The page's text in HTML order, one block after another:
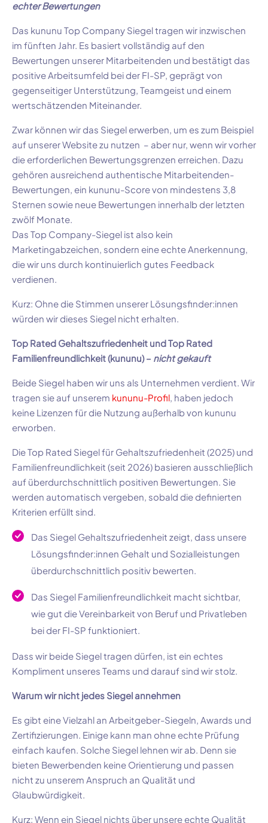
echter Bewertungen
Das kununu Top Company Siegel tragen wir inzwischen
im fünften Jahr. Es basiert vollständig auf den
Bewertungen unserer Mitarbeitenden und bestätigt das
positive Arbeitsumfeld bei der FI-SP, geprägt von
gegenseitiger Unterstützung, Teamgeist und einem
wertschätzenden Miteinander.
Zwar können wir das Siegel erwerben, um es zum Beispiel
auf unserer Website zu nutzen – aber nur, wenn wir vorher
die erforderlichen Bewertungsgrenzen erreichen. Dazu
gehören ausreichend authentische Mitarbeitenden-
Bewertungen, ein kununu-Score von mindestens 3,8
Sternen sowie neue Bewertungen innerhalb der letzten
zwölf Monate.
Das Top Company-Siegel ist also kein
Marketingabzeichen, sondern eine echte Anerkennung,
die wir uns durch kontinuierlich gutes Feedback
verdienen.
Kurz: Ohne die Stimmen unserer Lösungsfinder:innen
würden wir dieses Siegel nicht erhalten.
Top Rated Gehaltszufriedenheit und Top Rated
Familienfreundlichkeit (kununu) – nicht gekauft
Beide Siegel haben wir uns als Unternehmen verdient. Wir
tragen sie auf unserem kununu-Profil , haben jedoch
keine Lizenzen für die Nutzung außerhalb von kununu
erworben.
Die Top Rated Siegel für Gehaltszufriedenheit (2025) und
Familienfreundlichkeit (seit 2026) basieren ausschließlich
auf überdurchschnittlich positiven Bewertungen. Sie
werden automatisch vergeben, sobald die definierten
Kriterien erfüllt sind.
Das Siegel Gehaltszufriedenheit zeigt, dass unsere
Lösungsfinder:innen Gehalt und Sozialleistungen
überdurchschnittlich positiv bewerten.
Das Siegel Familienfreundlichkeit macht sichtbar,
wie gut die Vereinbarkeit von Beruf und Privatleben
bei der FI-SP funktioniert.
Dass wir beide Siegel tragen dürfen, ist ein echtes
Kompliment unseres Teams und darauf sind wir stolz.
Warum wir nicht jedes Siegel annehmen
Es gibt eine Vielzahl an Arbeitgeber-Siegeln, Awards und
Zertifizierungen. Einige kann man ohne echte Prüfung
einfach kaufen. Solche Siegel lehnen wir ab. Denn sie
bieten Bewerbenden keine Orientierung und passen
nicht zu unserem Anspruch an Qualität und
Glaubwürdigkeit.
Kurz: Wenn ein Siegel nichts über unsere echte Qualität